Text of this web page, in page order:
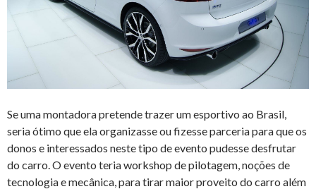
Se uma montadora pretende trazer um esportivo ao Brasil,
seria ótimo que ela organizasse ou fizesse parceria para que os
donos e interessados neste tipo de evento pudesse desfrutar
do carro. O evento teria workshop de pilotagem, noções de
tecnologia e mecânica, para tirar maior proveito do carro além